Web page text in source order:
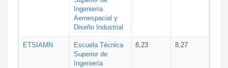
Ingeniería
Aeroespacial y
Diseño Industrial
ETSIAMN
Escuela Técnica
Superior de
Ingeniería
8,23 8,27